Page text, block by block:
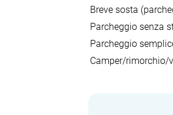
Breve sosta
Parcheggio senza
Parcheggio
Camper/rimorchio/